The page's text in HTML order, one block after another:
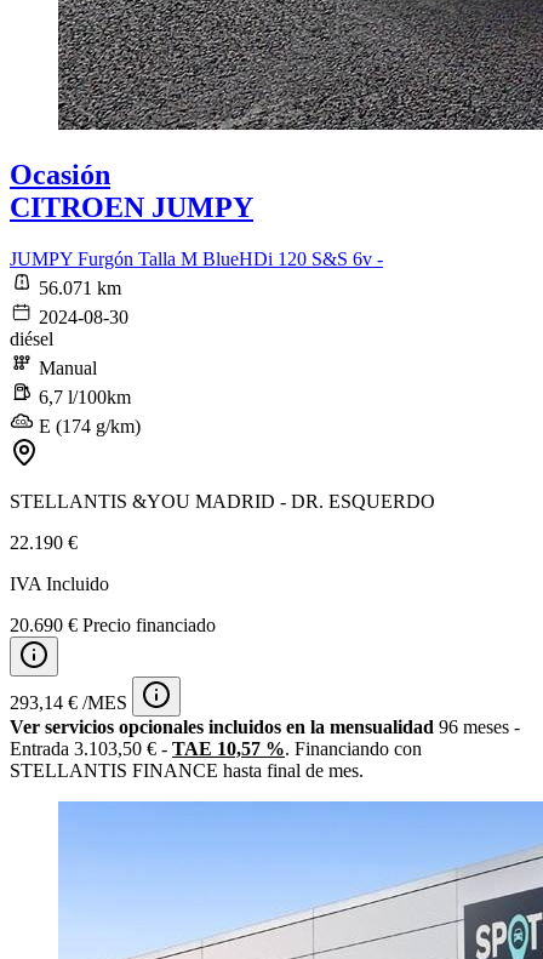
Ocasión
CITROEN JUMPY
JUMPY Furgón Talla M BlueHDi 120 S&S 6v -
56.071 km
2024-08-30
diésel
Manual
6,7 l/100km
E (174 g/km)
STELLANTIS &YOU MADRID - DR. ESQUERDO
22.190 €
IVA Incluido
20.690 € Precio financiado
293,14 € /MES
Ver servicios opcionales incluidos en la mensualidad 96 meses -
Entrada 3.103,50 € - TAE 10,57 %. Financiando con
STELLANTIS FINANCE hasta final de mes.